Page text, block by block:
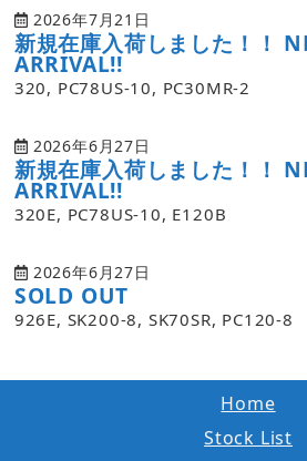
2026年7月21日
新規在庫入荷しました！！
ARRIVAL!!
320, PC78US-10, PC30MR-2
2026年6月27日
新規在庫入荷しました！！
ARRIVAL!!
320E, PC78US-10, E120B
2026年6月27日
SOLD OUT
926E, SK200-8, SK70SR, PC120-8
Home
Stock List